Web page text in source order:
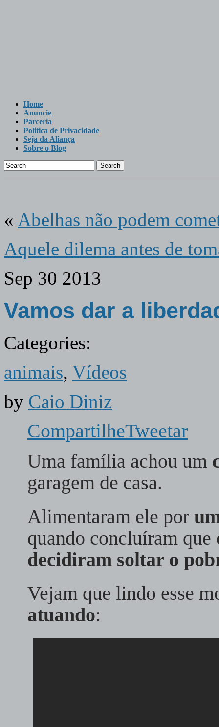
Home
Anuncie
Parceria
Politica de Privacidade
Seja da Aliança
Sobre o Blog
Search
« Abelhas não podem
Aquele dilema antes de
Sep 30 2013
Vamos dar a
Categories:
animais, Vídeos
by Caio Diniz
CompartilheTweetar
Uma família achou um
garagem de casa.
Alimentaram ele por
quando concluíram que
decidiram soltar o
Vejam que lindo esse
atuando: